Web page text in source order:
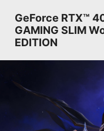
GeForce RTX™
GAMING SLIM
EDITION